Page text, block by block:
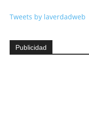
Tweets by laverdadweb
Publicidad